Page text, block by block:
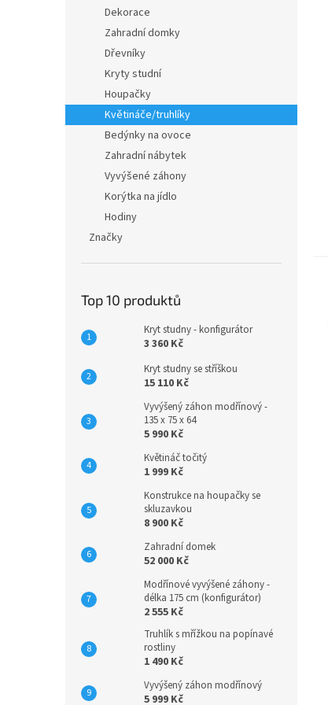
Dekorace
Zahradní domky
Dřevníky
Kryty studní
Houpačky
Květináče/truhlíky
Bedýnky na ovoce
Zahradní nábytek
Vyvýšené záhony
Korýtka na jídlo
Hodiny
Značky
Top 10 produktů
Kryt studny - konfigurátor
3 360 Kč
Kryt studny se stříškou
15 110 Kč
Vyvýšený záhon modřínový -
135 x 75 x 64
5 990 Kč
Květináč točitý
1 999 Kč
Konstrukce na houpačky se
skluzavkou
8 900 Kč
Zahradní domek
52 000 Kč
Modřínové vyvýšené záhony -
délka 175 cm (konfigurátor)
2 555 Kč
Truhlík s mřížkou na popínavé
rostliny
1 490 Kč
Vyvýšený záhon modřínový
5 999 Kč